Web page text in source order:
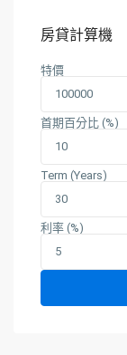
房貸計算機
特價
首期百分比 (%)
Term (Years)
利率 (%)